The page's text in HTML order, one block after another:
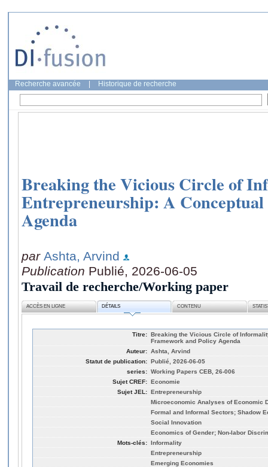
Recherche avancée Historique de recherche
Breaking the Vicious Circle of
Entrepreneurship: A
Agenda
par Ashta, Arvind
Publication Publié, 2026-06-05
Travail de recherche/Working paper
ACCÈS EN LIGNE DÉTAILS CONTENU
Titre: Breaking the Vicious Circle of
Framework and Policy Agenda
Auteur: Ashta, Arvind
Statut de publication: Publié, 2026-06-05
series: Working Papers CEB, 26-006
Sujet CREF: Economie
Sujet JEL: Entrepreneurship
Microeconomic Analyses of Economic
Formal and Informal Sectors; Shadow
Social Innovation
Economics of Gender; Non-labor
Mots-clés: Informality
Entrepreneurship
Emerging Economies